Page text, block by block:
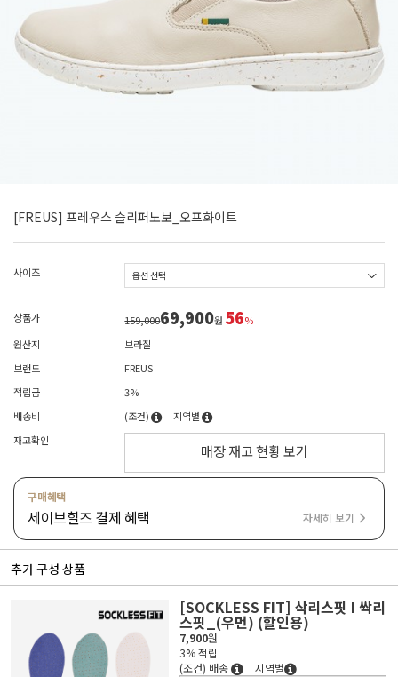
[FREUS] 프레우스 슬리퍼노보_오프화이트
사이즈
상품가 159,00069,900원 56%
원산지
브라질
브랜드
FREUS
적립금
3%
배송비
(조건)
지역별
재고확인
매장 재고 현황 보기
구매혜택
세이브힐즈 결제 혜택 자세히 보기
추가 구성 상품
[SOCKLESS FIT] 삭리스핏 I 싹리
스핏_(우먼) (할인용)
7,900원
3% 적립
(조건) 배송
지역별